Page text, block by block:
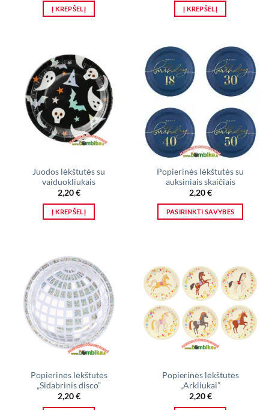
Į KREPŠELĮ Į KREPŠELĮ
Juodos lėkštutės su
vaiduokliukais
2,20€
Į KREPŠELĮ
Popierinės lėkštutės su
auksiniais skaičiais
2,20€
PASIRINKTI SAVYBES
variants.
The
options
may
be
chosen
on
product
page
Popierinės lėkštutės
„Sidabrinis disco”
2,20€
Popierinės lėkštutės
„Arkliukai”
2,20€